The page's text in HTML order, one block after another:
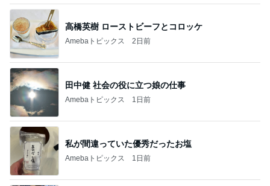
高橋英樹 ローストビーフとコロッケ
Amebaトピックス 2日前
田中健 社会の役に立つ娘の仕事
Amebaトピックス 1日前
私が間違っていた優秀だったお塩
Amebaトピックス 1日前